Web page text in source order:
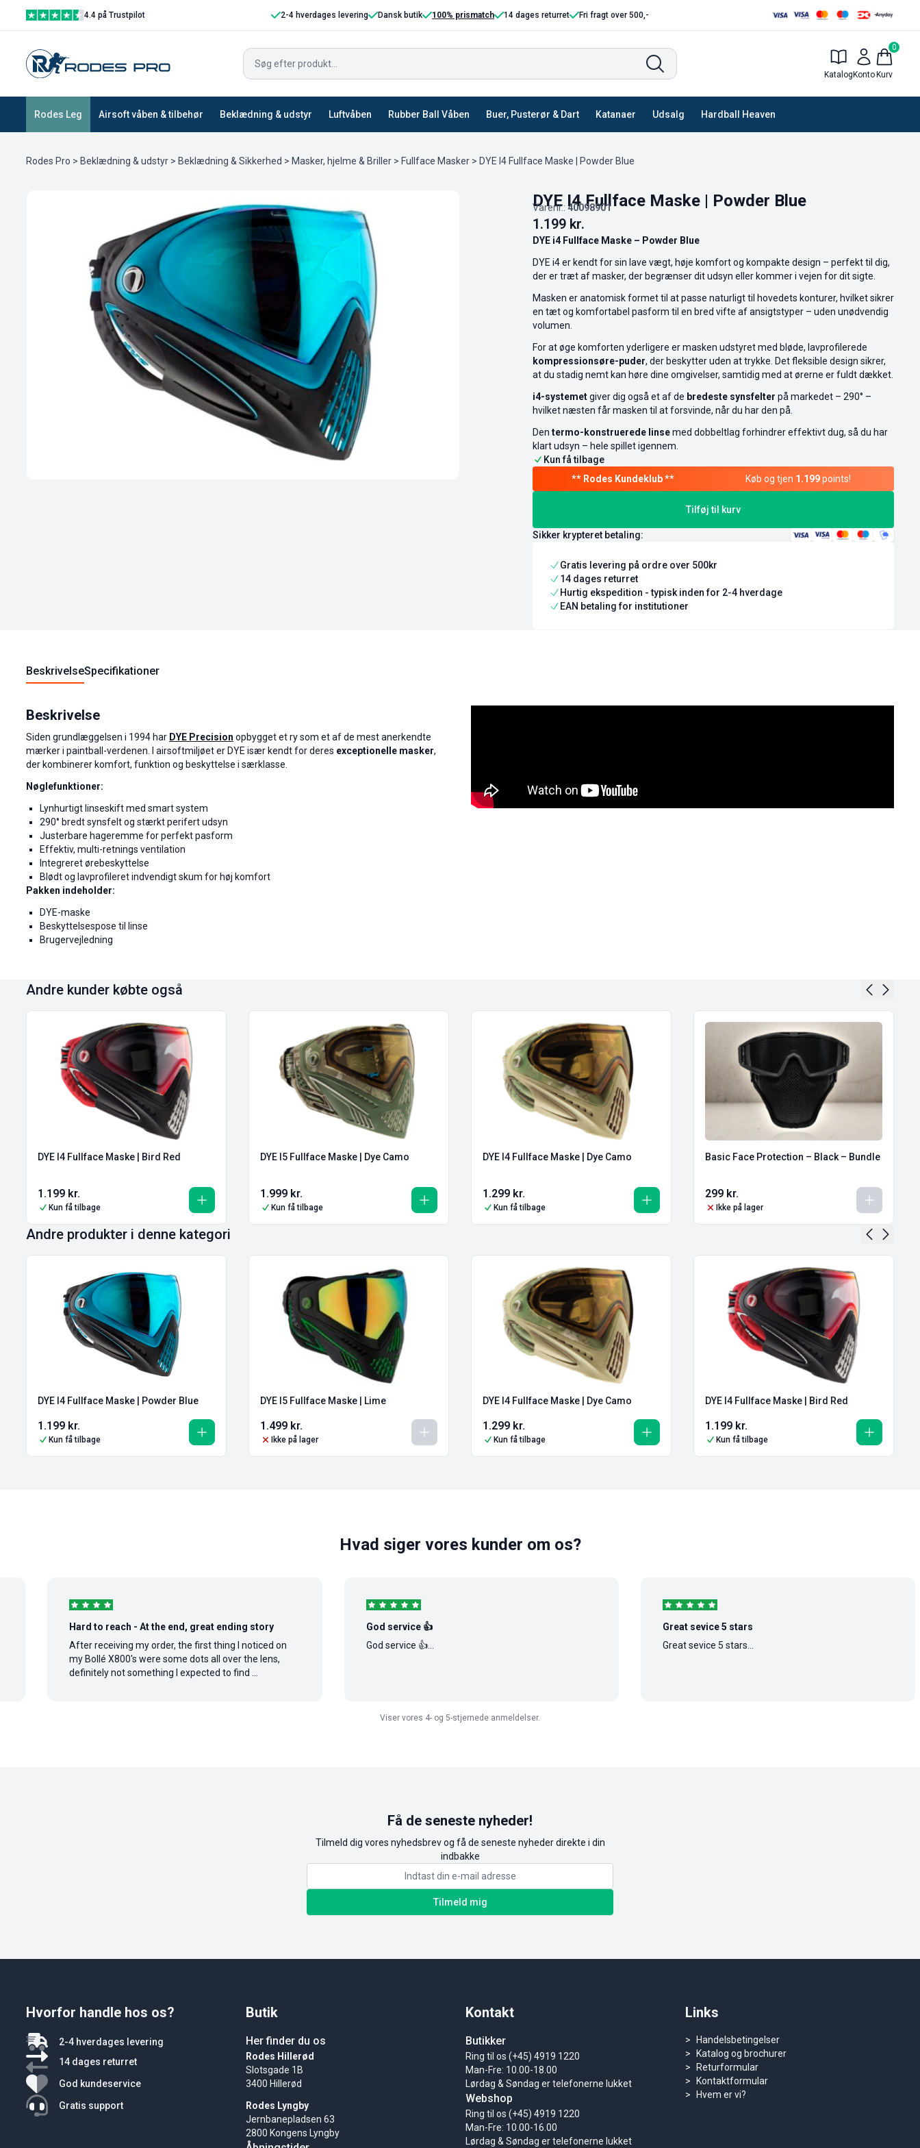
4.4 på Trustpilot 2-4 hverdages levering Dansk butik 100% prismatch 14 dages returret Fri fragt over 500,-
Katalog Konto
0
Kurv
Rodes Leg Airsoft våben & tilbehør Beklædning & udstyr Luftvåben Rubber Ball Våben Buer, Pusterør & Dart Katanaer Udsalg Hardball Heaven
Rodes Pro > Beklædning & udstyr > Beklædning & Sikkerhed > Masker, hjelme & Briller > Fullface Masker > DYE I4 Fullface Maske | Powder Blue
DYE I4 Fullface Maske | Powder Blue
Varenr.: 40098901
1.199 kr.
DYE i4 Fullface Maske – Powder Blue
DYE i4 er kendt for sin lave vægt, høje komfort og kompakte design – perfekt til dig,
der er træt af masker, der begrænser dit udsyn eller kommer i vejen for dit sigte.
Masken er anatomisk formet til at passe naturligt til hovedets konturer, hvilket sikrer
en tæt og komfortabel pasform til en bred vifte af ansigtstyper – uden unødvendig
volumen.
For at øge komforten yderligere er masken udstyret med bløde, lavprofilerede
kompressionsøre-puder, der beskytter uden at trykke. Det fleksible design sikrer,
at du stadig nemt kan høre dine omgivelser, samtidig med at ørerne er fuldt dækket.
i4-systemetgiver dig også et af de bredeste synsfelter på markedet – 290° –
hvilket næsten får masken til at forsvinde, når du har den på.
Den termo-konstruerede linsemed dobbeltlag forhindrer effektivt dug, så du har
klart udsyn – hele spillet igennem.
Kun få tilbage
Køb og tjen 1.199points!
Tilføj til kurv
Sikker krypteret betaling:
Gratis levering på ordre over 500kr
14 dages returret
Hurtig ekspedition - typisk inden for 2-4 hverdage
EAN betaling for institutioner
BeskrivelseSpecifikationer
Beskrivelse
Siden grundlæggelsen i 1994 har DYE Precision opbygget et ry som et af de mest anerkendte
mærker i paintball-verdenen. I airsoftmiljøet er DYE især kendt for deres exceptionelle masker,
der kombinerer komfort, funktion og beskyttelse i særklasse.
Nøglefunktioner:
Lynhurtigt linseskift med smart system
290° bredt synsfelt og stærkt perifert udsyn
Justerbare hageremme for perfekt pasform
Effektiv, multi-retnings ventilation
Integreret ørebeskyttelse
Blødt og lavprofileret indvendigt skum for høj komfort
Pakken indeholder:
DYE-maske
Beskyttelsespose til linse
Brugervejledning
Andre kunder købte også
DYE I4 Fullface Maske | Bird Red
1.199 kr.
Kun få tilbage
DYE I5 Fullface Maske | Dye Camo
1.999 kr.
Kun få tilbage
DYE I4 Fullface Maske | Dye Camo
1.299 kr.
Kun få tilbage
Basic Face Protection – Black – Bundle
299 kr.
Ikke på lager
Andre produkter i denne kategori
DYE I4 Fullface Maske | Powder Blue
1.199 kr.
Kun få tilbage
DYE I5 Fullface Maske | Lime
1.499 kr.
Ikke på lager
DYE I4 Fullface Maske | Dye Camo
1.299 kr.
Kun få tilbage
DYE I4 Fullface Maske | Bird Red
1.199 kr.
Kun få tilbage
Hvad siger vores kunder om os?
Hard to reach - At the end, great ending story
After receiving my order, the first thing I noticed on
my Bollé X800's were some dots all over the lens,
definitely not something I expected to find ...
God service 👍
God service 👍...
Great sevice 5 stars
Great sevice 5 stars...
Viser vores 4- og 5-stjernede anmeldelser.
Få de seneste nyheder!
Tilmeld dig vores nyhedsbrev og få de seneste nyheder direkte i din
indbakke
Tilmeld mig
Butik
Her finder du os
Rodes Hillerød
Slotsgade 1B
3400 Hillerød
Rodes Lyngby
Jernbanepladsen 63
2800 Kongens Lyngby
Kontakt
Butikker
Ring til os (+45) 4919 1220
Man-Fre: 10.00-18.00
Lørdag & Søndag er telefonerne lukket
Webshop
Ring til os (+45) 4919 1220
Man-Fre: 10.00-16.00
Lørdag & Søndag er telefonerne lukket
Links
Handelsbetingelser
Katalog og brochurer
Returformular
Kontaktformular
Hvem er vi?
Hvorfor handle hos os?
2-4 hverdages levering
14 dages returret
God kundeservice
Gratis support